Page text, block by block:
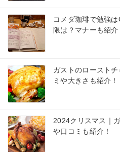
コメダ珈琲で勉強
限は？マナーも紹介
ガストのロースト
ミや大きさも紹介！
2024クリスマス｜
や口コミも紹介！